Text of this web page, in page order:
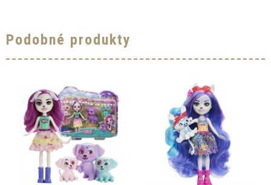
Podobné produkty